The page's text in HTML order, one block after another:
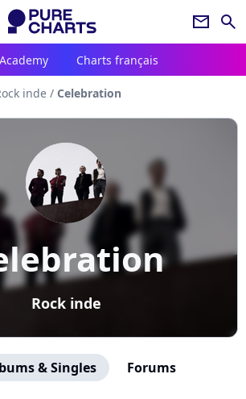
newsletter search
Charts français
inde / Celebration
Rock inde
& Singles Forums